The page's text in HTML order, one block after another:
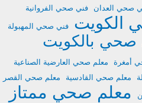
صحي العدان فني صحي الفروانية
الكويت
فني صحي المهبولة
صحي بالكويت
أمغرة
معلم صحي العارضية الصناعية
معلم صحي القادسية معلم صحي القصر
معلم صحي ممتاز